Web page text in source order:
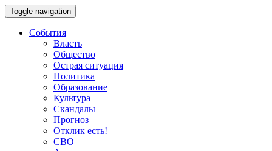
Toggle navigation
События
Власть
Общество
Острая ситуация
Политика
Образование
Культура
Скандалы
Прогноз
Отклик есть!
СВО